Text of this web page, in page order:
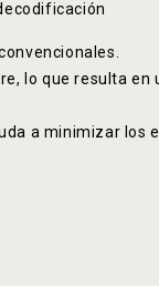
lo que resulta
a minimizar los